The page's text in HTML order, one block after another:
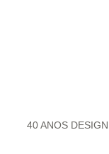
40 ANOS